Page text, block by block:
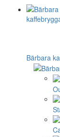
Bärbara